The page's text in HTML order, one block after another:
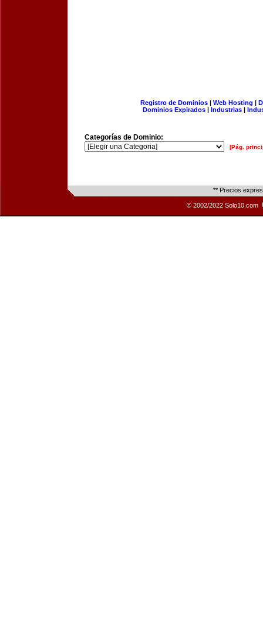
Registro de Dominios| Web Hosting |
Dominios Expirados | Industrias |
Categorías de Dominio:
[Pág.
** Precios
© 2002/2022 Solo10.com